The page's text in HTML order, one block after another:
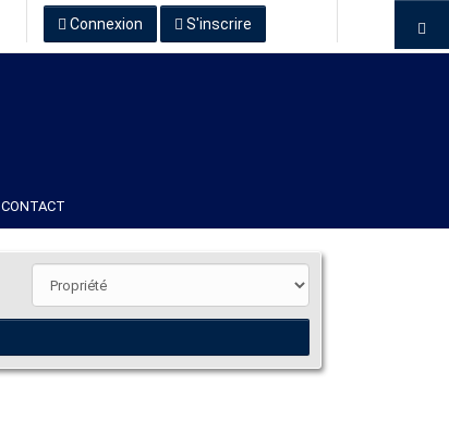
Connexion S'inscrire
CONTACT